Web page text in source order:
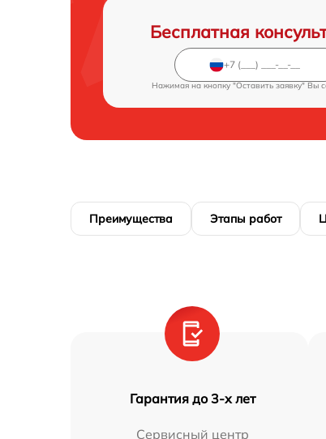
Бесплатная
Нажимая на кнопку "Оставить заявку" Вы
Преимущества Этапы работ
Гарантия до 3-х лет
Сервисный центр